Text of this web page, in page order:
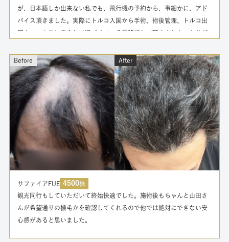
が、日本語しか出来ない私でも、飛行機の予約から、事細かに、アド
バイス頂きました。実際にトルコ入国から手術、術後管理、トルコ出
続きを読む
Before After
サファイアFUE 4500株
観光同行もしていただいて終始快適でした。施術後もちゃんと山田さ
んが希望通りの植毛かを確認してくれるので他では絶対にできない安
心感があると思いました。